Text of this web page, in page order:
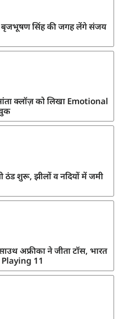
बृजभूषण सिंह की जगह लेंगे संजय
क्लॉज़ को लिखा Emotional
ठंड शुरू, झीलों व नदियों में जमी
अफ्रीका ने जीता टॉस, भारत
Playing 11